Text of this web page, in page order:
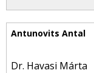
Dr. Havasi Márta